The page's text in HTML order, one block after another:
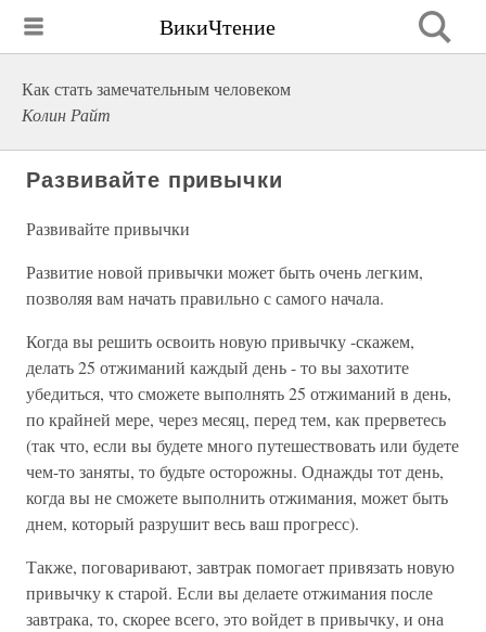
ВикиЧтение
Как стать замечательным человеком
Колин Райт
Развивайте привычки
Развивайте привычки
Развитие новой привычки может быть очень легким,
позволяя вам начать правильно с самого начала.
Когда вы решить освоить новую привычку -скажем,
делать 25 отжиманий каждый день - то вы захотите
убедиться, что сможете выполнять 25 отжиманий в день,
по крайней мере, через месяц, перед тем, как прерветесь
(так что, если вы будете много путешествовать или будете
чем-то заняты, то будьте осторожны. Однажды тот день,
когда вы не сможете выполнить отжимания, может быть
днем, который разрушит весь ваш прогресс).
Также, поговаривают, завтрак помогает привязать новую
привычку к старой. Если вы делаете отжимания после
завтрака, то, скорее всего, это войдет в привычку, и она